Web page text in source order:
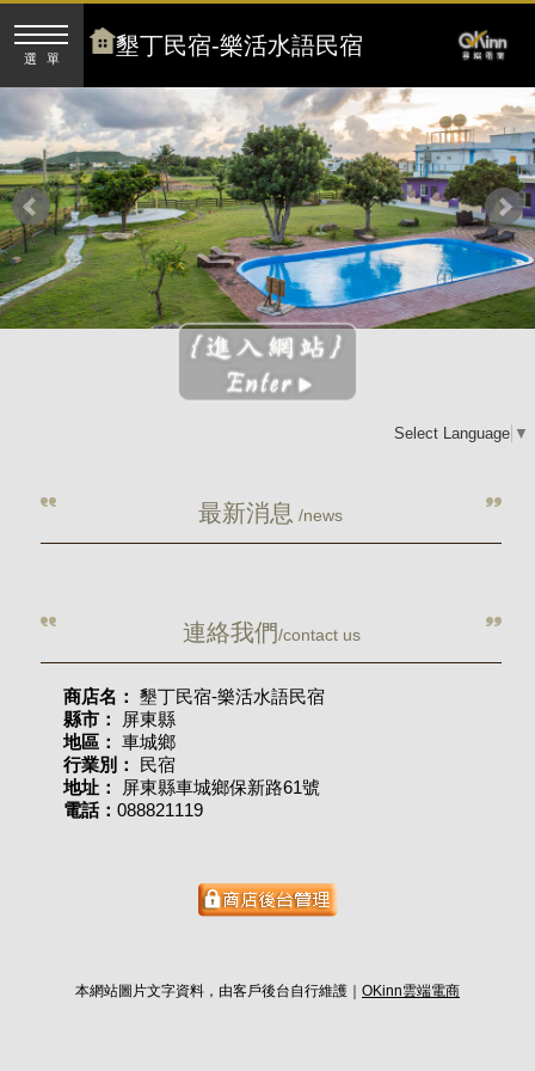
選單 墾丁民宿-樂活水語民宿
Select Language ▼
最新消息 /news
連絡我們/contact us
商店名： 墾丁民宿-樂活水語民宿
縣市：
屏東縣
地區： 車城鄉
行業別：
民宿
地址：
屏東縣車城鄉保新路61號
電話： 088821119
本網站圖片文字資料，由客戶後台自行維護｜ OKinn雲端電商